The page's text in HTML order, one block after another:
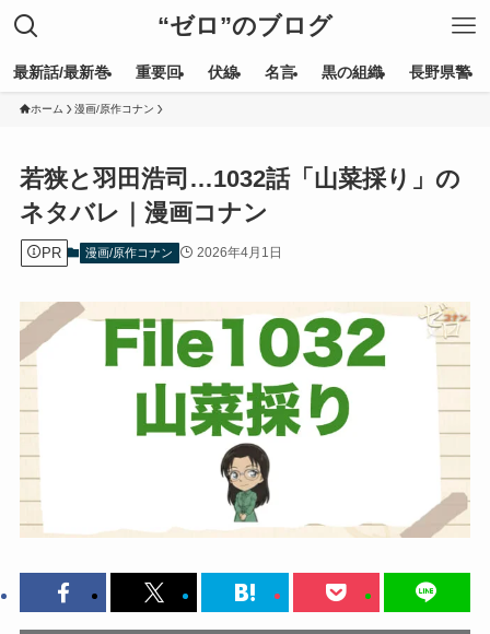
“ゼロ”のブログ
最新話/最新巻 重要回 伏線 名言 黒の組織 長野県警
ホーム 漫画/原作コナン
若狭と羽田浩司…1032話「山菜採り」の
ネタバレ｜漫画コナン
PR 漫画/原作コナン 2026年4月1日